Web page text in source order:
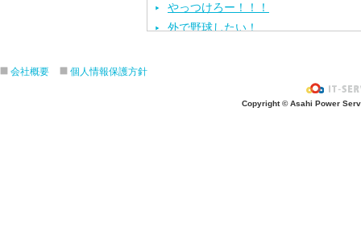
やっつけろー！！！
外で野球したい！
あの先生はだ〜れ？
会社概要 個人情報保護方針
Copyright © Asahi Power